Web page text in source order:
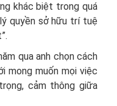
khác biệt trong quá
quyền sở hữu trí tuệ
qua anh chọn cách
mong muốn mọi việc
cảm thông giữa